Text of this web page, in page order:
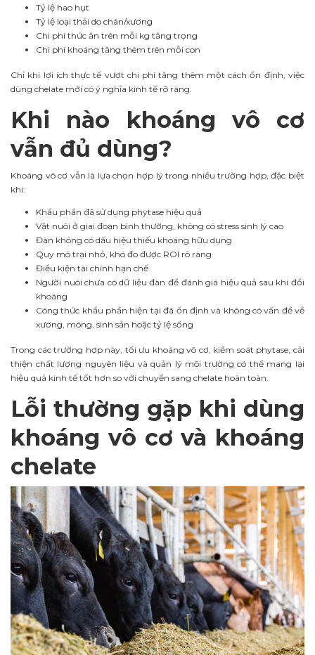
Tỷ lệ hao hụt
Tỷ lệ loại thải do chân/xương
Chi phí thức ăn trên mỗi kg tăng trọng
Chi phí khoáng tăng thêm trên mỗi con
Chỉ khi lợi ích thực tế vượt chi phí tăng thêm một cách ổn định, việc
dùng chelate mới có ý nghĩa kinh tế rõ ràng.
Khi nào khoáng vô cơ
vẫn đủ dùng?
Khoáng vô cơ vẫn là lựa chọn hợp lý trong nhiều trường hợp, đặc biệt
khi:
Khẩu phần đã sử dụng phytase hiệu quả
Vật nuôi ở giai đoạn bình thường, không có stress sinh lý cao
Đàn không có dấu hiệu thiếu khoáng hữu dụng
Quy mô trại nhỏ, khó đo được ROI rõ ràng
Điều kiện tài chính hạn chế
Người nuôi chưa có dữ liệu đàn để đánh giá hiệu quả sau khi đổi
khoáng
Công thức khẩu phần hiện tại đã ổn định và không có vấn đề về
xương, móng, sinh sản hoặc tỷ lệ sống
Trong các trường hợp này, tối ưu khoáng vô cơ, kiểm soát phytase, cải
thiện chất lượng nguyên liệu và quản lý môi trường có thể mang lại
hiệu quả kinh tế tốt hơn so với chuyển sang chelate hoàn toàn.
Lỗi thường gặp khi dùng
khoáng vô cơ và khoáng
chelate